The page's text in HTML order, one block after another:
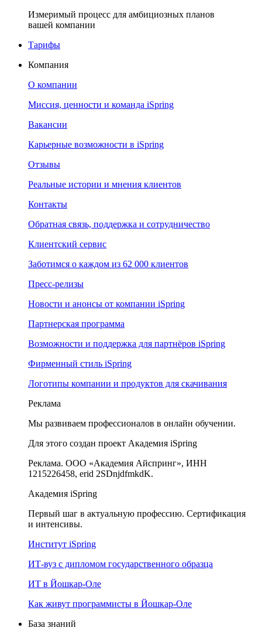
Измеримый процесс для амбициозных планов
вашей компании
Тарифы
Компания
О компании
Миссия, ценности и команда iSpring
Вакансии
Карьерные возможности в iSpring
Отзывы
Реальные истории и мнения клиентов
Контакты
Обратная связь, поддержка и сотрудничество
Клиентский сервис
Заботимся о каждом из 62 000 клиентов
Пресс-релизы
Новости и анонсы от компании iSpring
Партнерская программа
Возможности и поддержка для партнёров iSpring
Фирменный стиль iSpring
Логотипы компании и продуктов для скачивания
Реклама
Мы развиваем профессионалов в онлайн обучении.
Для этого создан проект Академия iSpring
Реклама. ООО «Академия Айспринг», ИНН
1215226458, erid 2SDnjdfmkdK.
Академия iSpring
Первый шаг в актуальную профессию. Сертификация
и интенсивы.
Институт iSpring
ИТ-вуз с дипломом государственного образца
ИТ в Йошкар-Оле
Как живут программисты в Йошкар‑Оле
База знаний